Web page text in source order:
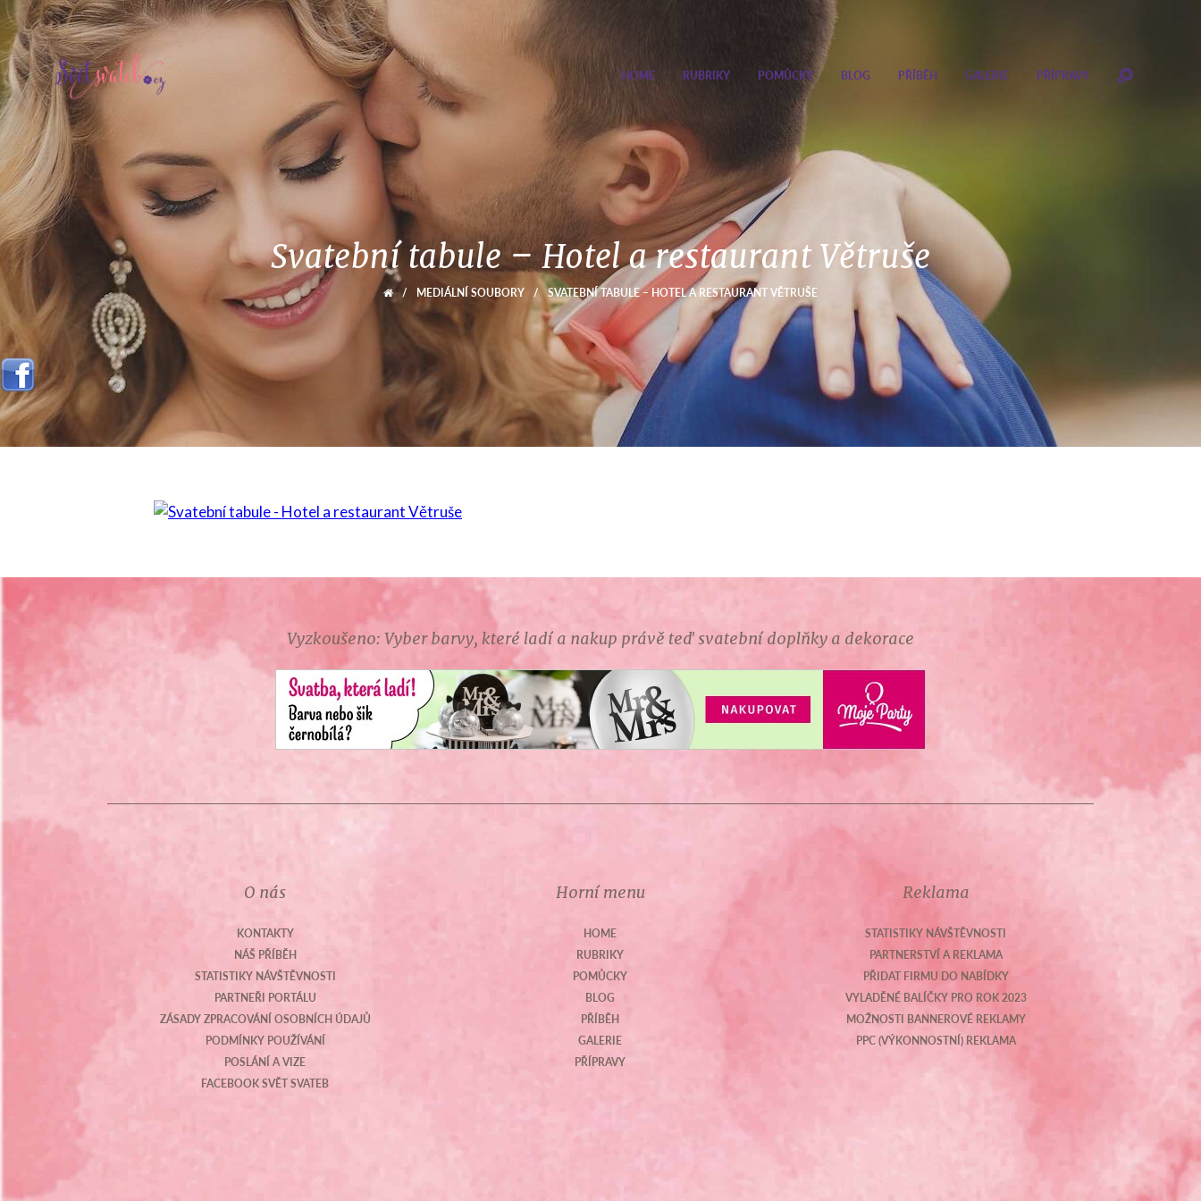
HOME RUBRIKY POMŮCKY BLOG PŘÍBĚH GALERIE PŘÍPRAVY
Svatební tabule – Hotel a restaurant Větruše
/ MEDIÁLNÍ SOUBORY / SVATEBNÍ TABULE – HOTEL A RESTAURANT VĚTRUŠE
Vyzkoušeno: Vyber barvy, které ladí a nakup právě teď svatební doplňky a dekorace
O nás
KONTAKTY
NÁŠ PŘÍBĚH
STATISTIKY NÁVŠTĚVNOSTI
PARTNEŘI PORTÁLU
ZÁSADY ZPRACOVÁNÍ OSOBNÍCH ÚDAJŮ
PODMÍNKY POUŽÍVÁNÍ
POSLÁNÍ A VIZE
FACEBOOK SVĚT SVATEB
Horní menu
HOME
RUBRIKY
POMŮCKY
BLOG
PŘÍBĚH
GALERIE
PŘÍPRAVY
Reklama
STATISTIKY NÁVŠTĚVNOSTI
PARTNERSTVÍ A REKLAMA
PŘIDAT FIRMU DO NABÍDKY
VYLADĚNÉ BALÍČKY PRO ROK 2023
MOŽNOSTI BANNEROVÉ REKLAMY
PPC (VÝKONNOSTNÍ) REKLAMA